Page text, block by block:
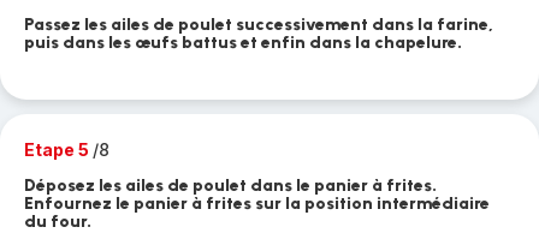
Passez les ailes de poulet successivement dans la farine,
puis dans les œufs battus et enfin dans la chapelure.
Etape 5 /8
Déposez les ailes de poulet dans le panier à frites.
Enfournez le panier à frites sur la position intermédiaire
du four.